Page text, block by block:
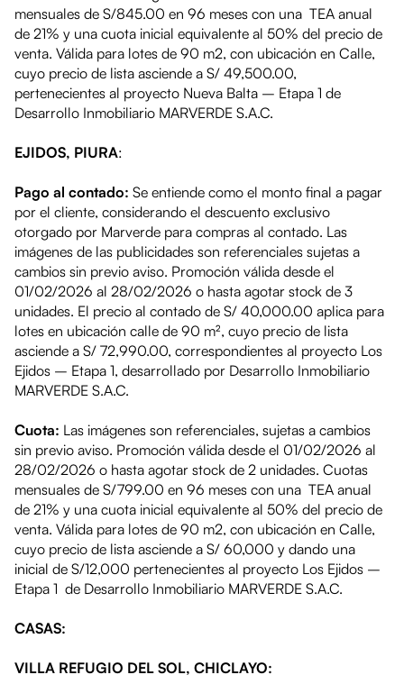
mensuales de S/845.00 en 96 meses con una TEA anual
de 21% y una cuota inicial equivalente al 50% del precio de
venta. Válida para lotes de 90 m2, con ubicación en Calle,
cuyo precio de lista asciende a S/ 49,500.00,
pertenecientes al proyecto Nueva Balta – Etapa 1 de
Desarrollo Inmobiliario MARVERDE S.A.C.
EJIDOS, PIURA:
Pago al contado: Se entiende como el monto final a pagar
por el cliente, considerando el descuento exclusivo
otorgado por Marverde para compras al contado. Las
imágenes de las publicidades son referenciales sujetas a
cambios sin previo aviso. Promoción válida desde el
01/02/2026 al 28/02/2026 o hasta agotar stock de 3
unidades. El precio al contado de S/ 40,000.00 aplica para
lotes en ubicación calle de 90 m², cuyo precio de lista
asciende a S/ 72,990.00, correspondientes al proyecto Los
Ejidos – Etapa 1, desarrollado por Desarrollo Inmobiliario
MARVERDE S.A.C.
Cuota: Las imágenes son referenciales, sujetas a cambios
sin previo aviso. Promoción válida desde el 01/02/2026 al
28/02/2026 o hasta agotar stock de 2 unidades. Cuotas
mensuales de S/799.00 en 96 meses con una TEA anual
de 21% y una cuota inicial equivalente al 50% del precio de
venta. Válida para lotes de 90 m2, con ubicación en Calle,
cuyo precio de lista asciende a S/ 60,000 y dando una
inicial de S/12,000 pertenecientes al proyecto Los Ejidos –
Etapa 1 de Desarrollo Inmobiliario MARVERDE S.A.C.
CASAS:
VILLA REFUGIO DEL SOL, CHICLAYO: